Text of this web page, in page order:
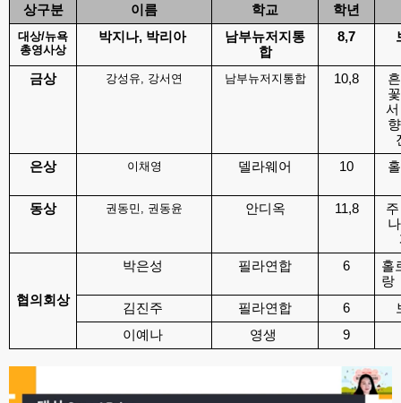
상구분 이름 학교 학년
대상/뉴욕
총영사상
박지나, 박리아
남부뉴저지통
합
8,7
금상 강성유, 강서연 남부뉴저지통합 10,8
은상
이채영 델라웨어 10
동상 권동민, 권동윤 안디옥 11,8
협의회상
박은성 필라연합 6
홀
랑
김진주
필라연합 6
이예나
영생 9